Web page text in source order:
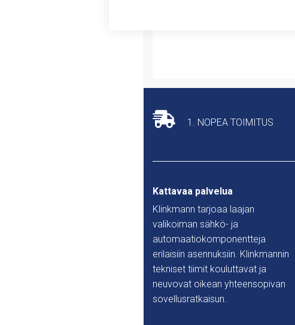
1. NOPEA TOIMITUS
Kattavaa palvelua
Klinkmann tarjoaa laajan
valikoiman sähkö- ja
automaatiokomponentteja
erilaisiin asennuksiin. Klinkmannin
tekniset tiimit kouluttavat ja
neuvovat oikean yhteensopivan
sovellusratkaisun.